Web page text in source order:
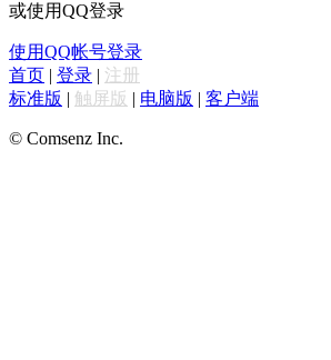
或使用QQ登录
使用QQ帐号登录
首页 | 登录 | 注册
标准版 | 触屏版 | 电脑版 | 客户端
© Comsenz Inc.